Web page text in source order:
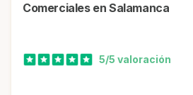
Comerciales en Salamanca
5/5 valoración